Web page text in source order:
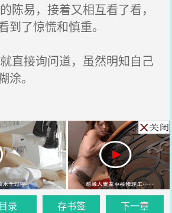
陈易，接着又相互看了看，
到了惊慌和慎重。
直接询问道，虽然明知自己
涂。
目录 存书签 下一章